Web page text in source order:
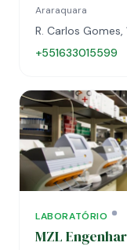
Araraquara
R. Carlos
+551633015599
LABORATÓRIO
MZL